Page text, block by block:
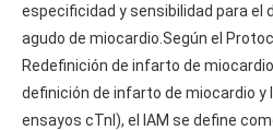
especificidad y sensibilidad para el
agudo de miocardio.Según el
Redefinición de infarto de
definición de infarto de miocardio y
ensayos cTnl), el IAM se define